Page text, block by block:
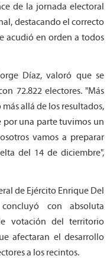
de la jornada electoral
destacando el correcto
acudió en orden a todos
Díaz, valoró que se
72.822 electores. "Más
allá de los resultados,
por una parte tuvimos un
vamos a preparar
del 14 de diciembre",
de Ejército Enrique Del
con absoluta
votación del territorio
afectaran el desarrollo
a los recintos.